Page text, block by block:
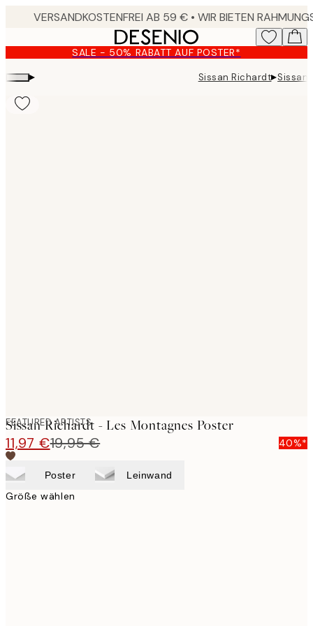
content.
SALE - 50% RABATT AUF POSTER*
▸ Sissan Richardt▸Sissan
FEATURED ARTISTS
Sissan Richardt - Les Montagnes Poster
11,97 €19,95 € 40%*
Poster Leinwand
Größe wählen